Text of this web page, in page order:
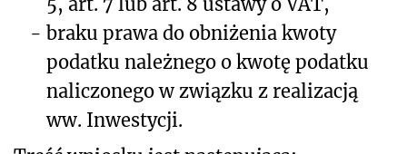
- braku prawa do obniżenia kwoty
podatku należnego o kwotę podatku
naliczonego w związku z realizacją
ww. Inwestycji.